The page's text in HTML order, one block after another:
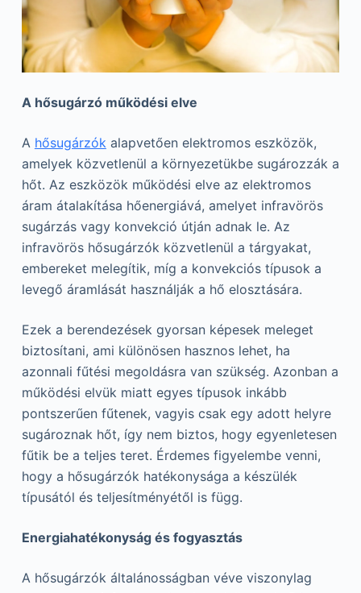
A hősugárzó működési elve
A hősugárzókalapvetően elektromos eszközök,
amelyek közvetlenül a környezetükbe sugározzák a
hőt. Az eszközök működési elve az elektromos
áram átalakítása hőenergiává, amelyet infravörös
sugárzás vagy konvekció útján adnak le. Az
infravörös hősugárzók közvetlenül a tárgyakat,
embereket melegítik, míg a konvekciós típusok a
levegő áramlását használják a hő elosztására.
Ezek a berendezések gyorsan képesek meleget
biztosítani, ami különösen hasznos lehet, ha
azonnali fűtési megoldásra van szükség. Azonban a
működési elvük miatt egyes típusok inkább
pontszerűen fűtenek, vagyis csak egy adott helyre
sugároznak hőt, így nem biztos, hogy egyenletesen
fűtik be a teljes teret. Érdemes figyelembe venni,
hogy a hősugárzók hatékonysága a készülék
típusától és teljesítményétől is függ.
Energiahatékonyság és fogyasztás
A hősugárzók általánosságban véve viszonylag